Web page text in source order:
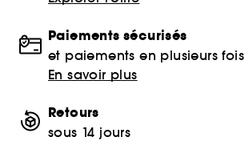
Paiements sécurisés
et paiements en plusieurs fois
En savoir plus
Retours
sous 14 jours